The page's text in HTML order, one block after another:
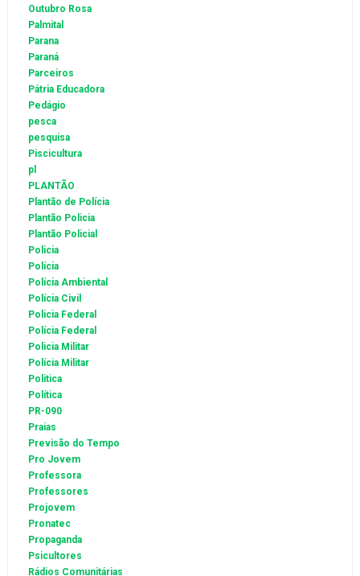
Outubro Rosa
Palmital
Parana
Paraná
Parceiros
Pátria Educadora
Pedágio
pesca
pesquisa
Piscicultura
pl
PLANTÃO
Plantão de Polícia
Plantão Policia
Plantão Policial
Policia
Polícia
Polícia Ambiental
Polícia Civil
Policia Federal
Polícia Federal
Policia Militar
Polícia Militar
Politica
Política
PR-090
Praias
Previsão do Tempo
Pro Jovem
Professora
Professores
Projovem
Pronatec
Propaganda
Psicultores
Rádios Comunitárias